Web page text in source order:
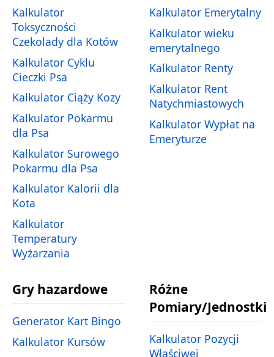
Kalkulator
Toksyczności
Czekolady dla Kotów
Kalkulator Cyklu
Cieczki Psa
Kalkulator Ciąży Kozy
Kalkulator Pokarmu
dla Psa
Kalkulator Surowego
Pokarmu dla Psa
Kalkulator Kalorii dla
Kota
Kalkulator
Temperatury
Wyżarzania
Kalkulator Emerytalny
Kalkulator wieku
emerytalnego
Kalkulator Renty
Kalkulator Rent
Natychmiastowych
Kalkulator Wypłat na
Emeryturze
Gry hazardowe
Generator Kart Bingo
Kalkulator Kursów
Różne
Pomiary/Jednostki
Kalkulator Pozycji
Właściwej